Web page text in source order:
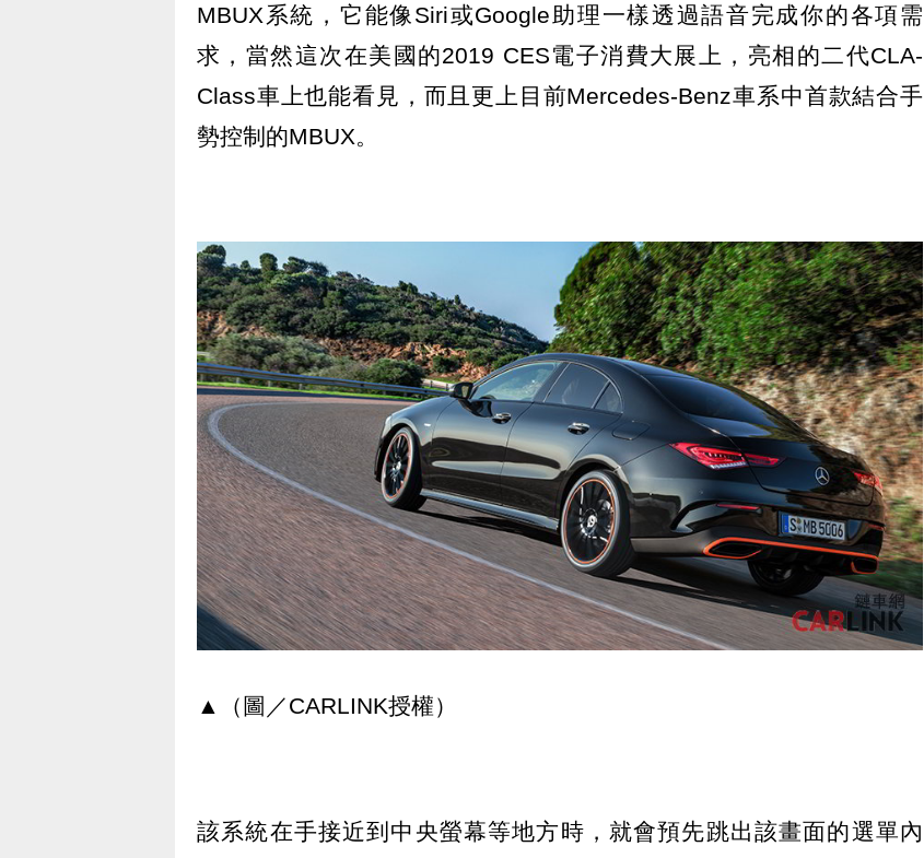
MBUX系統，它能像Siri或Google助理一樣透過語音完成你的各項需
求，當然這次在美國的2019 CES電子消費大展上，亮相的二代CLA-
Class車上也能看見，而且更上目前Mercedes-Benz車系中首款結合手
勢控制的MBUX。
▲（圖／CARLINK授權）
該系統在手接近到中央螢幕等地方時，就會預先跳出該畫面的選單內